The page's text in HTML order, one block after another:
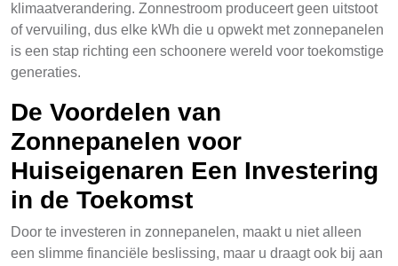
klimaatverandering. Zonnestroom produceert geen uitstoot
of vervuiling, dus elke kWh die u opwekt met zonnepanelen
is een stap richting een schoonere wereld voor toekomstige
generaties.
De Voordelen van
Zonnepanelen voor
Huiseigenaren Een Investering
in de Toekomst
Door te investeren in zonnepanelen, maakt u niet alleen
een slimme financiële beslissing, maar u draagt ook bij aan